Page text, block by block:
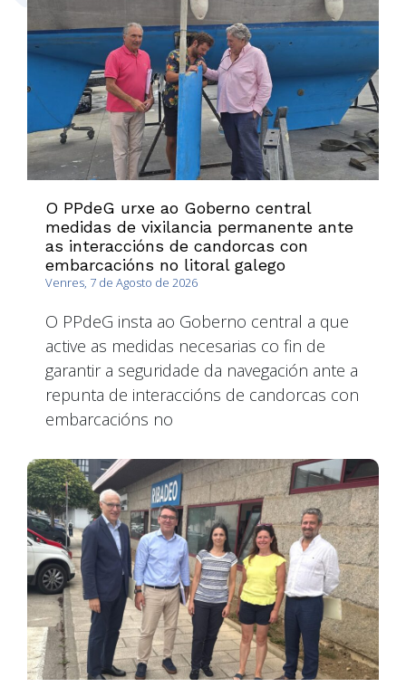
O PPdeG urxe ao Goberno central
medidas de vixilancia permanente ante
as interaccións de candorcas con
embarcacións no litoral galego
Venres, 7 de Agosto de 2026
O PPdeG insta ao Goberno central a que
active as medidas necesarias co fin de
garantir a seguridade da navegación ante a
repunta de interaccións de candorcas con
embarcacións no